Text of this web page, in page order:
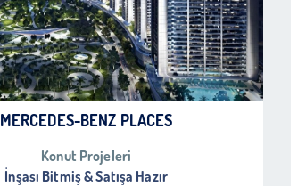
MERCEDES-BENZ PLACES
Konut Projeleri
İnşası Bitmiş & Satışa Hazır